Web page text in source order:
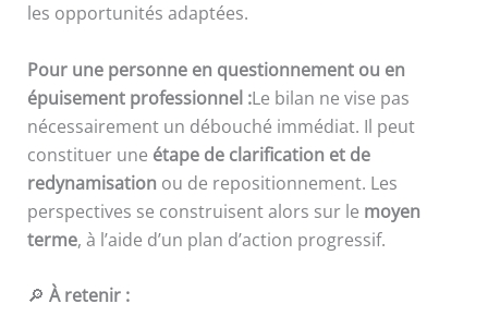
les opportunités adaptées.
Pour une personne en questionnement ou en
épuisement professionnel :Le bilan ne vise pas
nécessairement un débouché immédiat. Il peut
constituer une étape de clarification et de
redynamisation ou de repositionnement. Les
perspectives se construisent alors sur le moyen
terme, à l’aide d’un plan d’action progressif.
🔎 À retenir :